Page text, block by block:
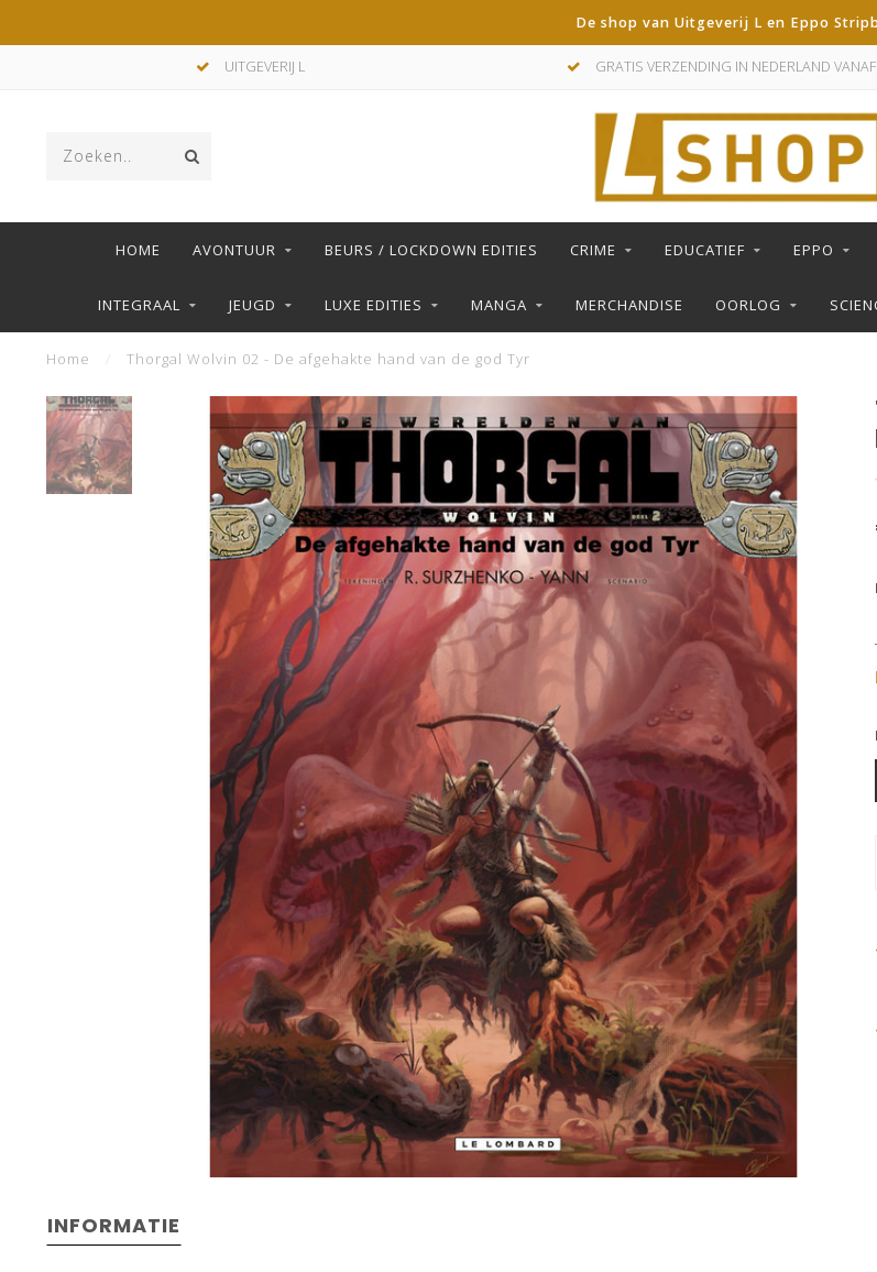
De shop van Uitgeverij L en Eppo
UITGEVERIJ L GRATIS VERZENDING IN NEDERLAND
HOME AVONTUUR BEURS / LOCKDOWN EDITIES CRIME EDUCATIEF EPPO
INTEGRAAL JEUGD LUXE EDITIES MANGA MERCHANDISE OORLOG
Home Thorgal Wolvin 02 - De afgehakte hand van de god Tyr
INFORMATIE